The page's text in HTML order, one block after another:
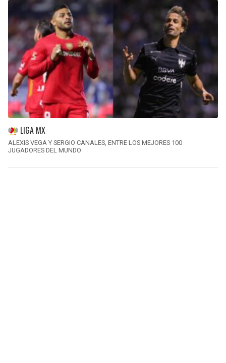
LIGA MX
ALEXIS VEGA Y SERGIO CANALES, ENTRE LOS MEJORES 100
JUGADORES DEL MUNDO